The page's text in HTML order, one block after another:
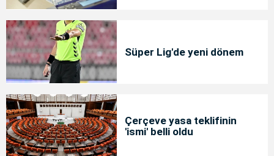
Süper Lig'de yeni dönem
Çerçeve yasa teklifinin
'ismi' belli oldu